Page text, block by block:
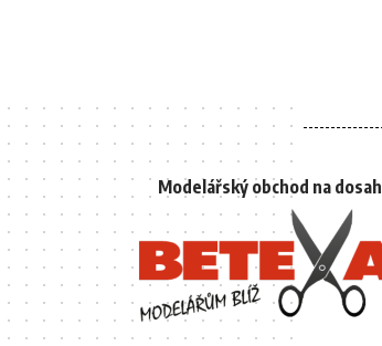
Modelářský obchod na dosah